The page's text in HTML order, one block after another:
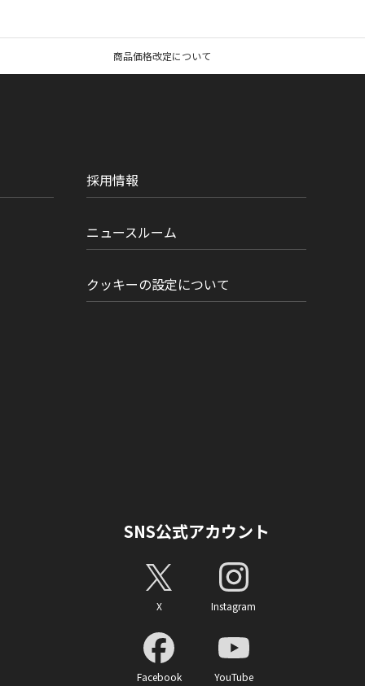
商品価格改定について
採用情報
ニュースルーム
クッキーの設定について
SNS公式アカウント
X Instagram
Facebook YouTube